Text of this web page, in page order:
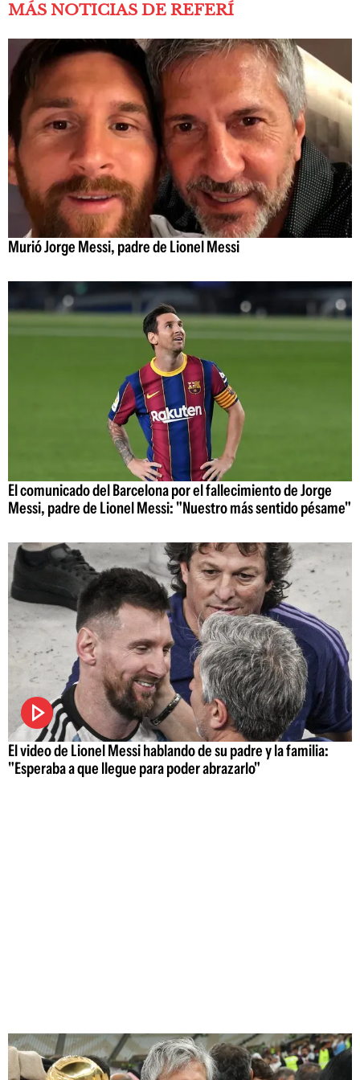
MÁS NOTICIAS DE REFERÍ
Murió Jorge Messi, padre de Lionel Messi
El comunicado del Barcelona por el fallecimiento de Jorge
Messi, padre de Lionel Messi: "Nuestro más sentido pésame"
El video de Lionel Messi hablando de su padre y la familia:
"Esperaba a que llegue para poder abrazarlo"